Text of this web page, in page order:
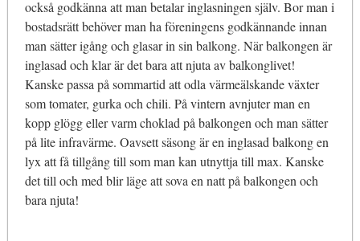
också godkänna att man betalar inglasningen själv. Bor man i
bostadsrätt behöver man ha föreningens godkännande innan
man sätter igång och glasar in sin balkong. När balkongen är
inglasad och klar är det bara att njuta av balkonglivet!
Kanske passa på sommartid att odla värmeälskande växter
som tomater, gurka och chili. På vintern avnjuter man en
kopp glögg eller varm choklad på balkongen och man sätter
på lite infravärme. Oavsett säsong är en inglasad balkong en
lyx att få tillgång till som man kan utnyttja till max. Kanske
det till och med blir läge att sova en natt på balkongen och
bara njuta!